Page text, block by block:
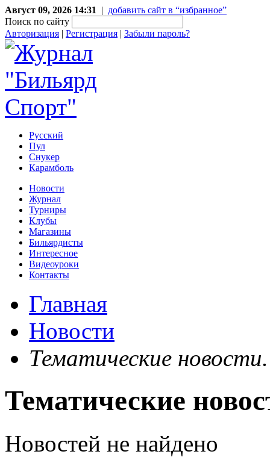
Август 09, 2026 14:31 | добавить сайт в “избранное”
Поиск по сайту
Авторизация | Регистрация | Забыли пароль?
Русский
Пул
Снукер
Карамболь
Новости
Журнал
Турниры
Клубы
Магазины
Бильярдисты
Интересное
Видеоуроки
Контакты
Главная
Новости
Тематические
Тематические
Новостей не найдено